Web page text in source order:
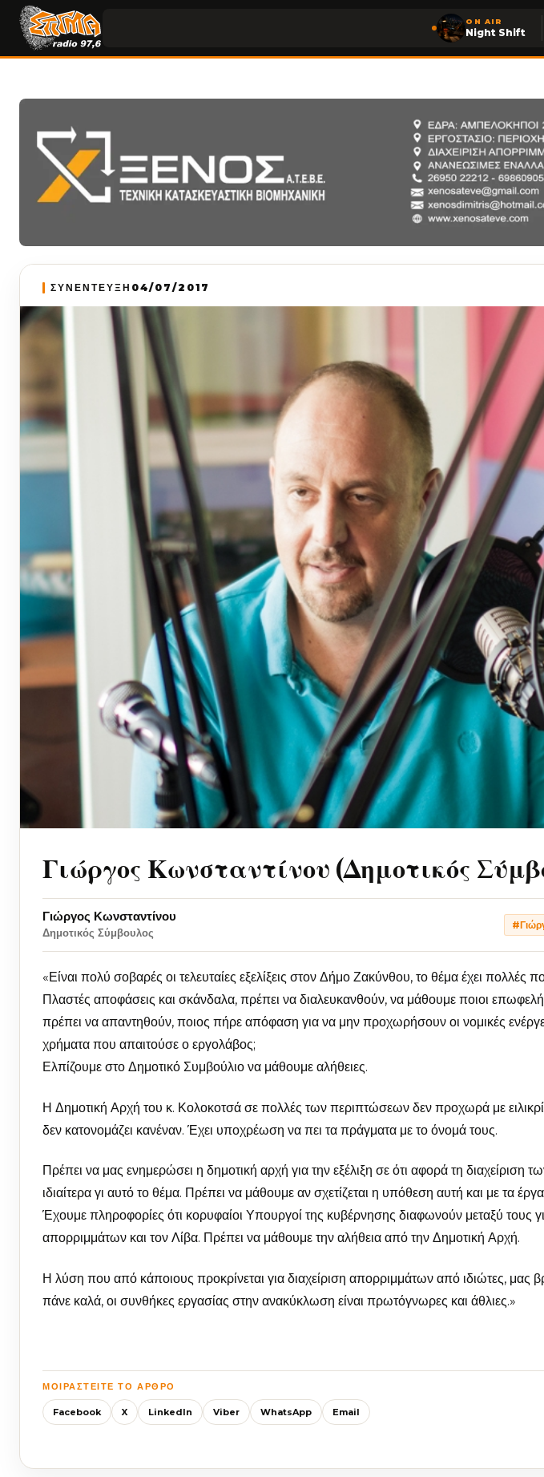
ON AIR
Night Shift
ΣΥΝΕΝΤΕΥΞΗ 04/07/2017
Γιώργος Κωνσταντίνου (Δημοτικός
Γιώργος Κωνσταντίνου
Δημοτικός Σύμβουλος
«Είναι πολύ σοβαρές οι τελευταίες εξελίξεις στον Δήμο Ζακύνθου, το θέμα έχει πολλές
Πλαστές αποφάσεις και σκάνδαλα, πρέπει να διαλευκανθούν, να μάθουμε ποιοι
πρέπει να απαντηθούν, ποιος πήρε απόφαση για να μην προχωρήσουν οι νομικές
χρήματα που απαιτούσε ο εργολάβος;
Ελπίζουμε στο Δημοτικό Συμβούλιο να μάθουμε αλήθειες.
Η Δημοτική Αρχή του κ. Κολοκοτσά σε πολλές των περιπτώσεων δεν προχωρά με
δεν κατονομάζει κανέναν. Έχει υποχρέωση να πει τα πράγματα με το όνομά τους.
Πρέπει να μας ενημερώσει η δημοτική αρχή για την εξέλιξη σε ότι αφορά τη διαχείριση
ιδιαίτερα γι αυτό το θέμα. Πρέπει να μάθουμε αν σχετίζεται η υπόθεση αυτή και με τα
Έχουμε πληροφορίες ότι κορυφαίοι Υπουργοί της κυβέρνησης διαφωνούν μεταξύ τους
απορριμμάτων και τον Λίβα. Πρέπει να μάθουμε την αλήθεια από την Δημοτική Αρχή.
Η λύση που από κάποιους προκρίνεται για διαχείριση απορριμμάτων από ιδιώτες, μας
πάνε καλά, οι συνθήκες εργασίας στην ανακύκλωση είναι πρωτόγνωρες και άθλιες.»
ΜΟΙΡΑΣΤΕΊΤΕ ΤΟ ΆΡΘΡΟ
Facebook X LinkedIn Viber WhatsApp Email